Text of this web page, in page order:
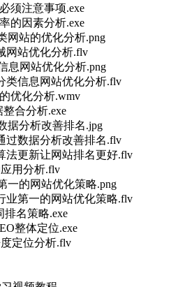
须注意事项.exe
的因素分析.exe
网站的优化分析.png
网站优化分析.flv
息网站优化分析.png
类信息网站优化分析.flv
优化分析.wmv
合分析.exe
据分析改善排名.jpg
过数据分析改善排名.flv
法更新让网站排名更好.flv
用分析.flv
一的网站优化策略.png
业第一的网站优化策略.flv
名策略.exe
整体定位.exe
定位分析.flv